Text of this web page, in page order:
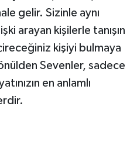
gelir. Sizinle aynı
arayan kişilerle tanışın
kişiyi bulmaya
Sevenler, sadece
en anlamlı